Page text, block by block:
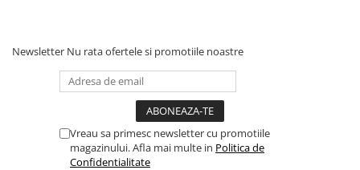
Newsletter Nu rata ofertele si promotiile noastre
Vreau sa primesc newsletter cu promotiile
magazinului. Afla mai multe in Politica de
Confidentialitate